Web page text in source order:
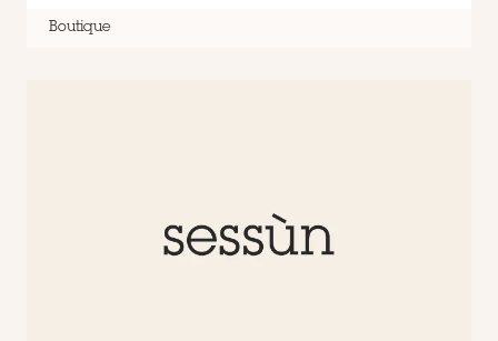
Boutique